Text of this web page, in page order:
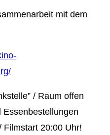
mit dem
/ Raum offen
Filmstart 20:00 Uhr!